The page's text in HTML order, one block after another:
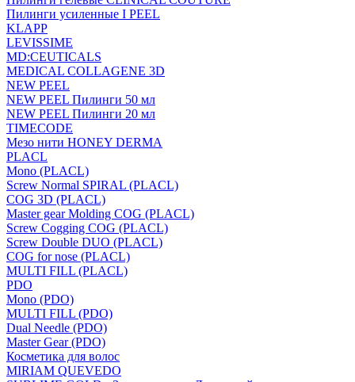
Пилинги усиленные I PEEL
KLAPP
LEVISSIME
MD:CEUTICALS
MEDICAL COLLAGENE 3D
NEW PEEL
NEW PEEL Пилинги 50 мл
NEW PEEL Пилинги 20 мл
TIMECODE
Мезо нити HONEY DERMA
PLACL
Mono (PLACL)
Screw Normal SPIRAL (PLACL)
COG 3D (PLACL)
Master gear Molding COG (PLACL)
Screw Cogging COG (PLACL)
Screw Double DUO (PLACL)
COG for nose (PLACL)
MULTI FILL (PLACL)
PDO
Mono (PDO)
MULTI FILL (PDO)
Dual Needle (PDO)
Master Gear (PDO)
Косметика для волос
MIRIAM QUEVEDO